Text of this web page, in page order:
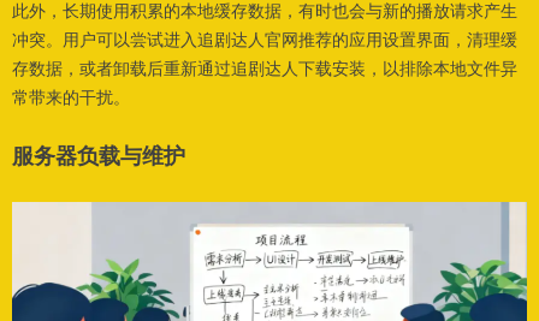
此外，长期使用积累的本地缓存数据，有时也会与新的播放请求产生
冲突。用户可以尝试进入追剧达人官网推荐的应用设置界面，清理缓
存数据，或者卸载后重新通过追剧达人下载安装，以排除本地文件异
常带来的干扰。
服务器负载与维护